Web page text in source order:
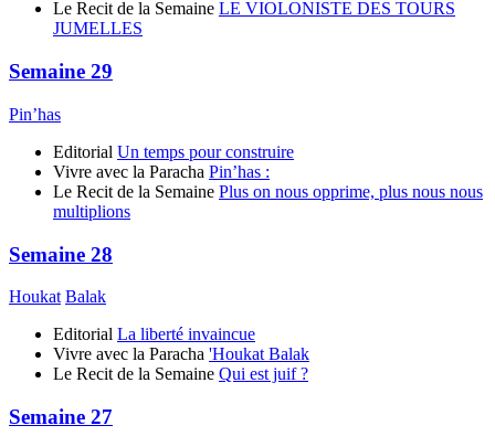
Le Recit de la Semaine LE VIOLONISTE DES TOURS
JUMELLES
Semaine 29
Pin’has
Editorial Un temps pour construire
Vivre avec la Paracha Pin’has :
Le Recit de la Semaine Plus on nous opprime, plus nous nous
multiplions
Semaine 28
Houkat Balak
Editorial La liberté invaincue
Vivre avec la Paracha 'Houkat Balak
Le Recit de la Semaine Qui est juif ?
Semaine 27